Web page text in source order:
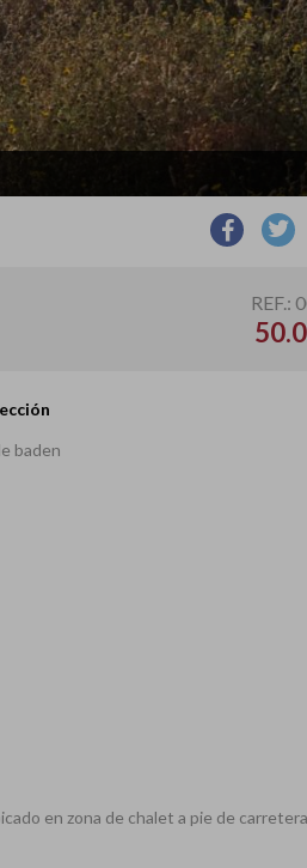
REF.:
baden
en zona de chalet a pie de